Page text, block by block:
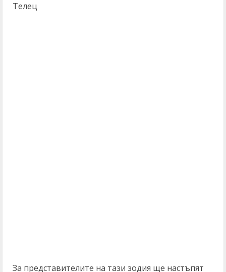
Телец
За представителите на тази зодия ще настъпят